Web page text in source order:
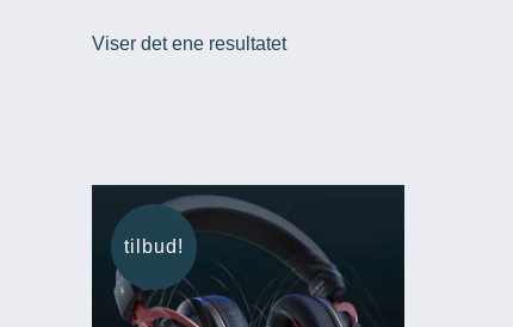
Viser det ene resultatet
tilbud!